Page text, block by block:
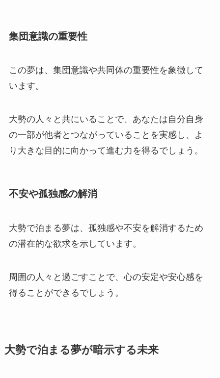
集団意識の重要性
この夢は、集団意識や共同体の重要性を象徴して
います。
大勢の人々と共にいることで、あなたは自分自身
の一部が他者とつながっていることを実感し、よ
り大きな目的に向かって進む力を得るでしょう。
不安や孤独感の解消
大勢で泊まる夢は、孤独感や不安を解消するため
の潜在的な欲求を示しています。
周囲の人々と過ごすことで、心の安定や安心感を
得ることができるでしょう。
大勢で泊まる夢が暗示する未来